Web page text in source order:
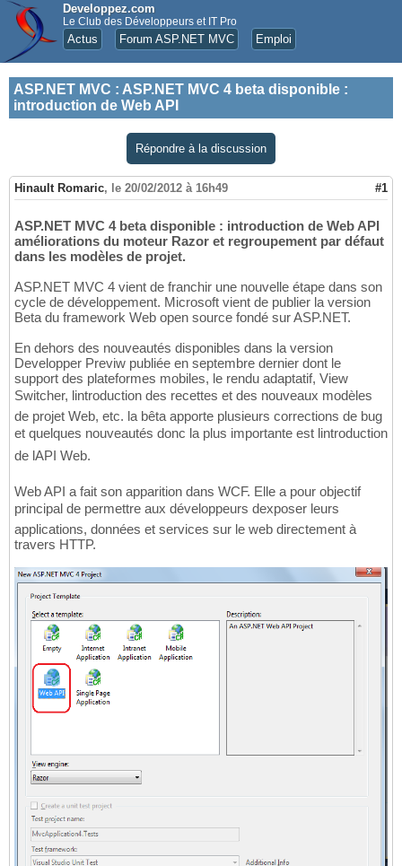
Developpez.com
Le Club des Développeurs et IT Pro
Actus Forum ASP.NET MVC Emploi
ASP.NET MVC : ASP.NET MVC 4 beta disponible :
introduction de Web API
Répondre à la discussion
Hinault Romaric, le 20/02/2012 à 16h49 #1
ASP.NET MVC 4 beta disponible : introduction de Web API
améliorations du moteur Razor et regroupement par défaut
dans les modèles de projet.
ASP.NET MVC 4 vient de franchir une nouvelle étape dans son
cycle de développement. Microsoft vient de publier la version
Beta du framework Web open source fondé sur ASP.NET.
En dehors des nouveautés disponibles dans la version
Developper Previw publiée en septembre dernier dont le
support des plateformes mobiles, le rendu adaptatif, View
Switcher, lintroduction des recettes et des nouveaux modèles
de projet Web, etc. la bêta apporte plusieurs corrections de bug
et quelques nouveautés donc la plus importante est lintroduction
de lAPI Web.
Web API a fait son apparition dans WCF. Elle a pour objectif
principal de permettre aux développeurs dexposer leurs
applications, données et services sur le web directement à
travers HTTP.